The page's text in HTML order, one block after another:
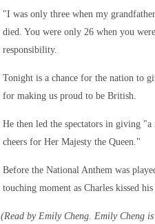
"I was only three when my
died. You were only 26 when you
responsibility.
Tonight is a chance for the nation to
for making us proud to be British.
He then led the spectators in giving "a
cheers for Her Majesty the Queen."
Before the National Anthem was
touching moment as Charles kissed
(Read by Emily Cheng. Emily Cheng